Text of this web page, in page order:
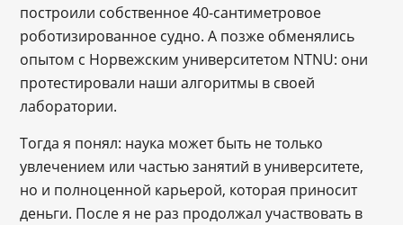
построили собственное 40-сантиметровое
роботизированное судно. А позже обменялись
опытом с Норвежским университетом NTNU: они
протестировали наши алгоритмы в своей
лаборатории.
Тогда я понял: наука может быть не только
увлечением или частью занятий в университете,
но и полноценной карьерой, которая приносит
деньги. После я не раз продолжал участвовать в